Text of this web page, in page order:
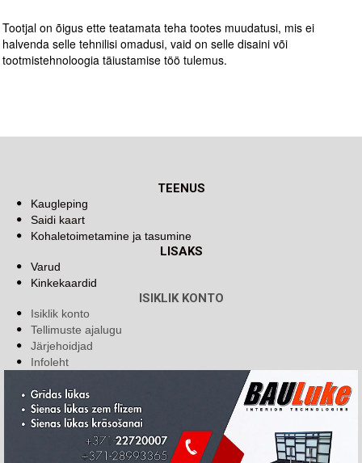
Tootjal on õigus ette teatamata teha tootes muudatusi, mis ei
halvenda selle tehnilisi omadusi, vaid on selle disaini või
tootmistehnoloogia täiustamise töö tulemus.
TEENUS
Kaugleping
Saidi kaart
Kohaletoimetamine ja tasumine
LISAKS
Varud
Kinkekaardid
ISIKLIK KONTO
Isiklik konto
Tellimuste ajalugu
Järjehoidjad
Infoleht